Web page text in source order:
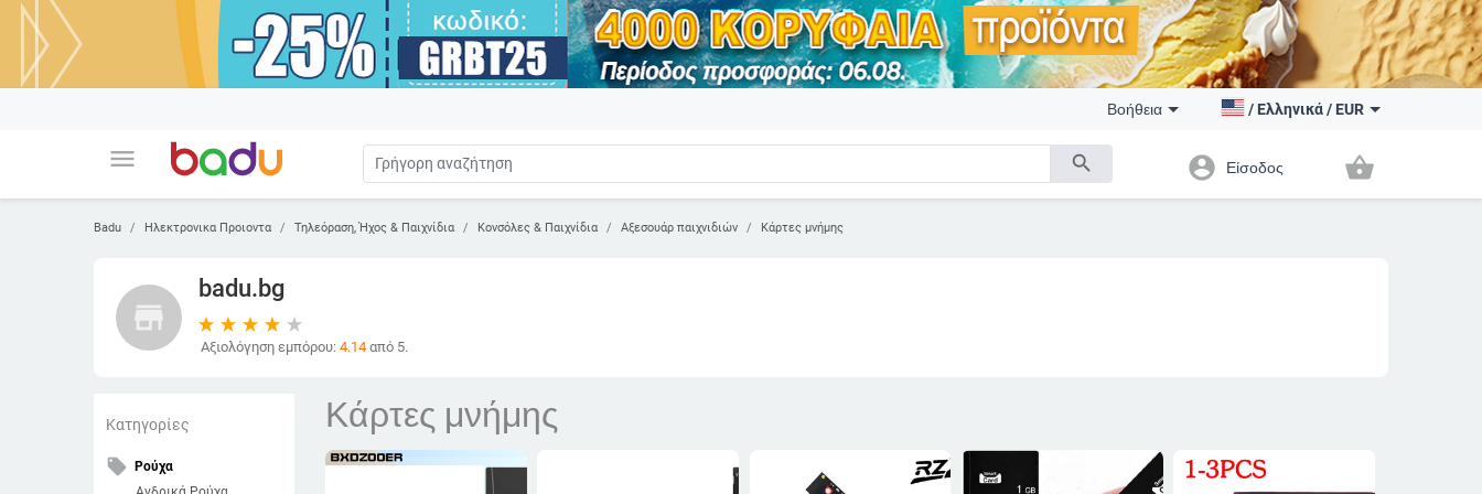
menu search
Βοήθεια / Ελληνικά/ EUR
account_circle Είσοδος shopping_basket
Badu Ηλεκτρονικα Προιοντα Τηλεόραση, Ήχος & Παιχνίδια Κονσόλες & Παιχνίδια Αξεσουάρ παιχνιδιών Κάρτες μνήμης
store
badu.bg
Αξιολόγηση εμπόρου: 4.14 από 5.
Κατηγορίες
local_offer Ρούχα
Κάρτες μνήμης